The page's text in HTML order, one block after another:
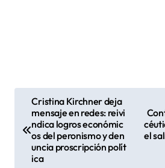
Cristina Kirchner deja
mensaje en redes: reivi
ndica logros económic
os del peronismo y den
uncia proscripción polít
ica
el